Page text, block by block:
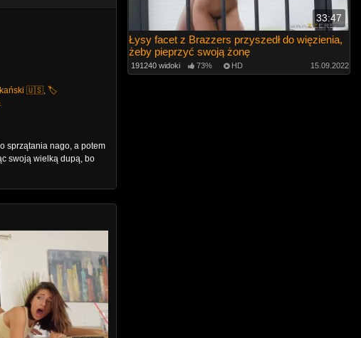
🇺🇸, 🏷️
sprzątania nago, a potem
swoją wielką dupą, bo
33:47
Łysy facet z Brazzers przyszedł do więzienia,
żeby pieprzyć swoją żonę
191240 widoki 73% HD 15.09.2022